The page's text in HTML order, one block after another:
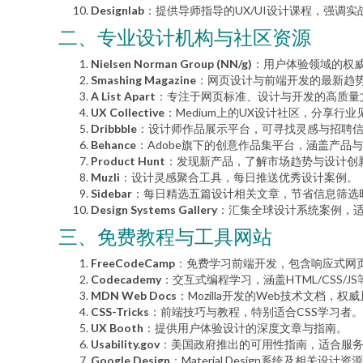
Designlab ：提供导师指导的UX/UI设计课程，强调实
二、专业设计机构与社区资源
Nielsen Norman Group (NN/g) ：用户体验领域的权
Smashing Magazine ：网页设计与前端开发的最新趋
A List Apart ：专注于网页标准、设计与开发的高质
UX Collective ：Medium上的UX设计社区，分享行业
Dribbble ：设计师作品展示平台，可寻找灵感与招聘
Behance ：Adobe旗下的创意作品集平台，涵盖产品
Product Hunt ：发现新产品，了解市场趋势与设计创
Muzli ：设计灵感聚合工具，每日推送优秀设计案例。
Sidebar ：每日精选五篇设计相关文章，节省信息筛选
Design Systems Gallery：汇集全球设计系统案例，
三、免费教程与工具网站
FreeCodeCamp ：免费学习前端开发，包含响应式网
Codecademy：交互式编程学习，涵盖HTML/CSS/JS
MDN Web Docs ：Mozilla开发的Web技术文档，权
CSS-Tricks ：前端技巧与教程，特别适合CSS学习者。
UX Booth ：提供用户体验设计的深度文章与指南。
Usability.gov：美国政府推出的可用性指南，适合服
Google Design ：Material Design系统及相关设计资